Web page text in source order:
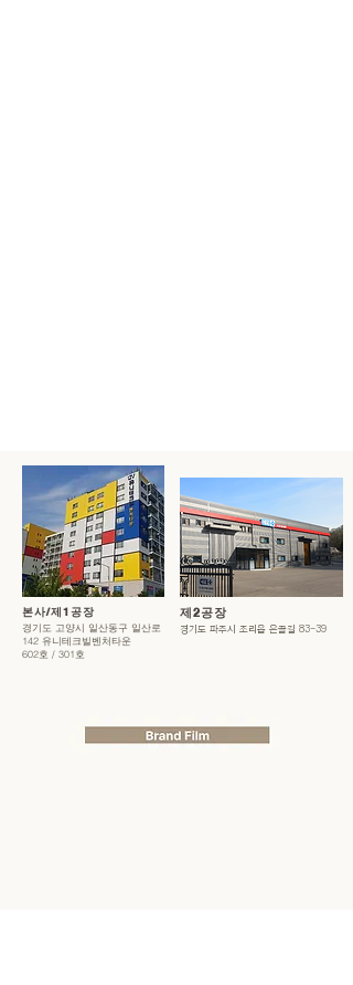
본사/제1공장
경기도 고양시 일산동구 일산로
142 유니테크빌벤처타운
602호 / 301호
제2공장
경기도 파주시 조리읍 은골길 83-39